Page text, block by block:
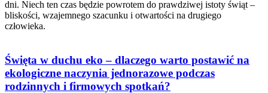
dni. Niech ten czas będzie powrotem do prawdziwej istoty świąt –
bliskości, wzajemnego szacunku i otwartości na drugiego
człowieka.
Święta w duchu eko – dlaczego warto postawić na
ekologiczne naczynia jednorazowe podczas
rodzinnych i firmowych spotkań?